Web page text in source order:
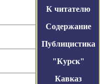
К читателю
Содержание
Публицистика
"Курск"
Кавказ